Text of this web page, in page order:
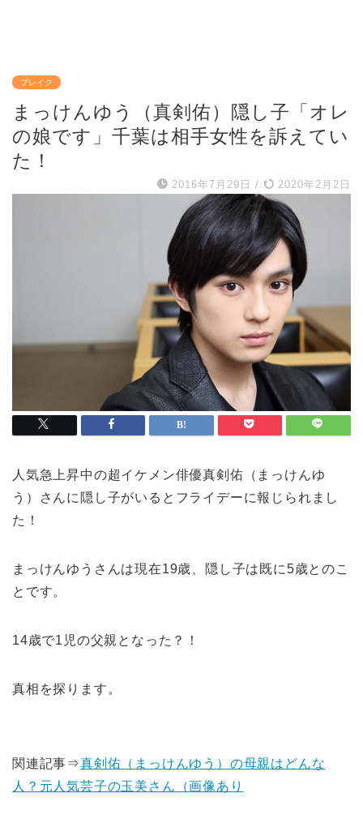
ブレイク
まっけんゆう（真剣佑）隠し子「オレ
の娘です」千葉は相手女性を訴えてい
た！
2016年7月29日 / 2020年2月2日
人気急上昇中の超イケメン俳優真剣佑（まっけんゆ
う）さんに隠し子がいるとフライデーに報じられまし
た！
まっけんゆうさんは現在19歳、隠し子は既に5歳とのこ
とです。
14歳で1児の父親となった？！
真相を探ります。
関連記事⇒真剣佑（まっけんゆう）の母親はどんな
人？元人気芸子の玉美さん（画像あり